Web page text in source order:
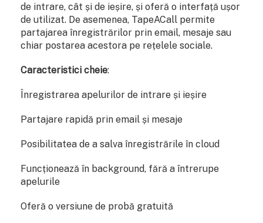
de intrare, cât și de ieșire, și oferă o interfață ușor
de utilizat. De asemenea, TapeACall permite
partajarea înregistrărilor prin email, mesaje sau
chiar postarea acestora pe rețelele sociale.
Caracteristici cheie:
Înregistrarea apelurilor de intrare și ieșire
Partajare rapidă prin email și mesaje
Posibilitatea de a salva înregistrările în cloud
Funcționează în background, fără a întrerupe
apelurile
Oferă o versiune de probă gratuită